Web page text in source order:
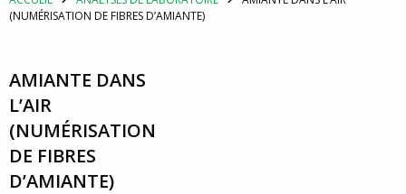
(NUMÉRISATION DE FIBRES D’AMIANTE)
AMIANTE DANS
L’AIR
(NUMÉRISATION
DE FIBRES
D’AMIANTE)